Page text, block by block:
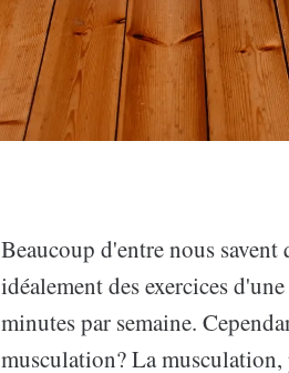
Beaucoup d'entre nous
idéalement des exercices
minutes par semaine.
musculation? La musculation,